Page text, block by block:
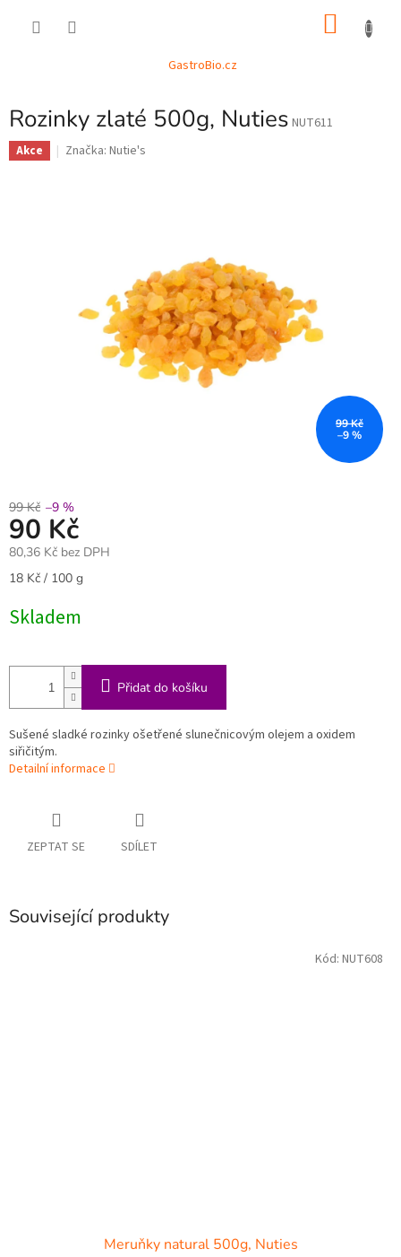
GastroBio.cz
Rozinky zlaté 500g, Nuties NUT611
Akce Značka: Nutie's
99 Kč
–9 %
99 Kč –9 %
90 Kč
80,36 Kč bez DPH
Měrná
18 Kč / 100 g
Skladem
Přidat do košíku
Sušené sladké rozinky ošetřené slunečnicovým olejem a oxidem
siřičitým.
Detailní informace
ZEPTAT SE SDÍLET
Související produkty
Meruňky natural 500g, Nuties
Kód: NUT608